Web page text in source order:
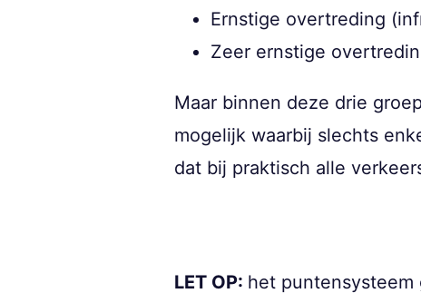
Ernstige overtreding
Zeer ernstige
Maar binnen deze drie
mogelijk waarbij slechts
dat bij praktisch alle
LET OP: het puntensysteem